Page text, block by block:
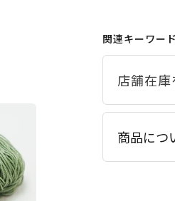
関連キーワード
商品につ